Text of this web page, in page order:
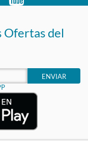
Ofertas del
ENVIAR